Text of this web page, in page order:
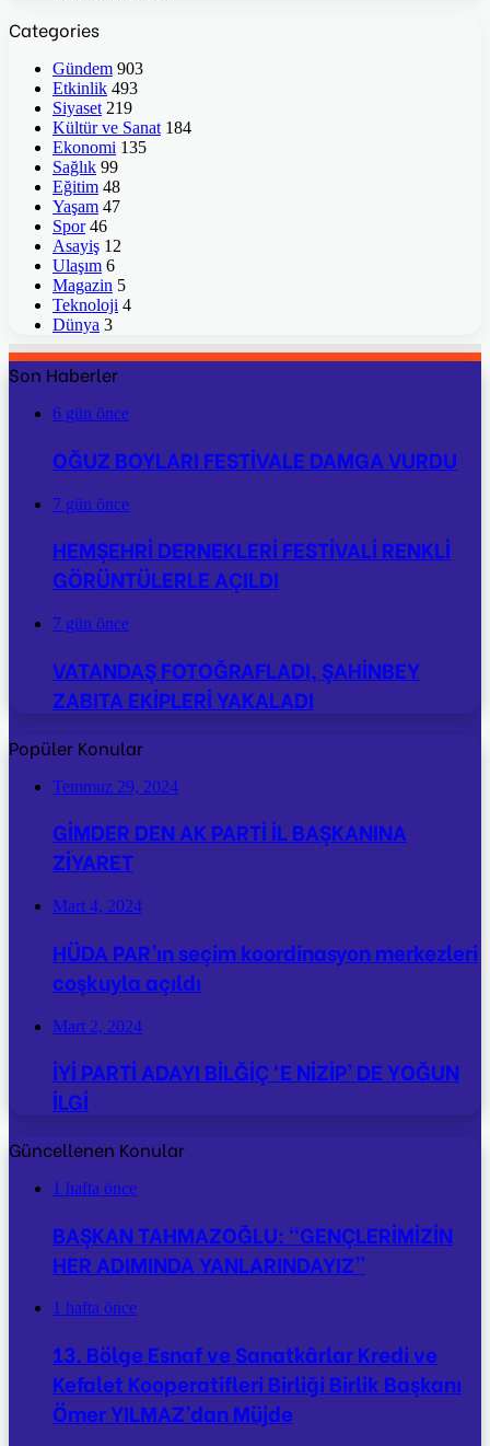
Categories
Gündem 903
Etkinlik 493
Siyaset 219
Kültür ve Sanat 184
Ekonomi 135
Sağlık 99
Eğitim 48
Yaşam 47
Spor 46
Asayiş 12
Ulaşım 6
Magazin 5
Teknoloji 4
Dünya 3
Son Haberler
6 gün önce
OĞUZ BOYLARI FESTİVALE DAMGA VURDU
7 gün önce
HEMŞEHRİ DERNEKLERİ FESTİVALİ RENKLİ
GÖRÜNTÜLERLE AÇILDI
7 gün önce
VATANDAŞ FOTOĞRAFLADI, ŞAHİNBEY
ZABITA EKİPLERİ YAKALADI
Popüler Konular
Temmuz 29, 2024
GİMDER DEN AK PARTİ İL BAŞKANINA
ZİYARET
Mart 4, 2024
HÜDA PAR’ın seçim koordinasyon merkezleri
coşkuyla açıldı
Mart 2, 2024
İYİ PARTİ ADAYI BİLĞİÇ ‘E NİZİP’ DE YOĞUN
İLGİ
Güncellenen Konular
1 hafta önce
BAŞKAN TAHMAZOĞLU: “GENÇLERİMİZİN
HER ADIMINDA YANLARINDAYIZ”
1 hafta önce
13. Bölge Esnaf ve Sanatkârlar Kredi ve
Kefalet Kooperatifleri Birliği Birlik Başkanı
Ömer YILMAZ’dan Müjde